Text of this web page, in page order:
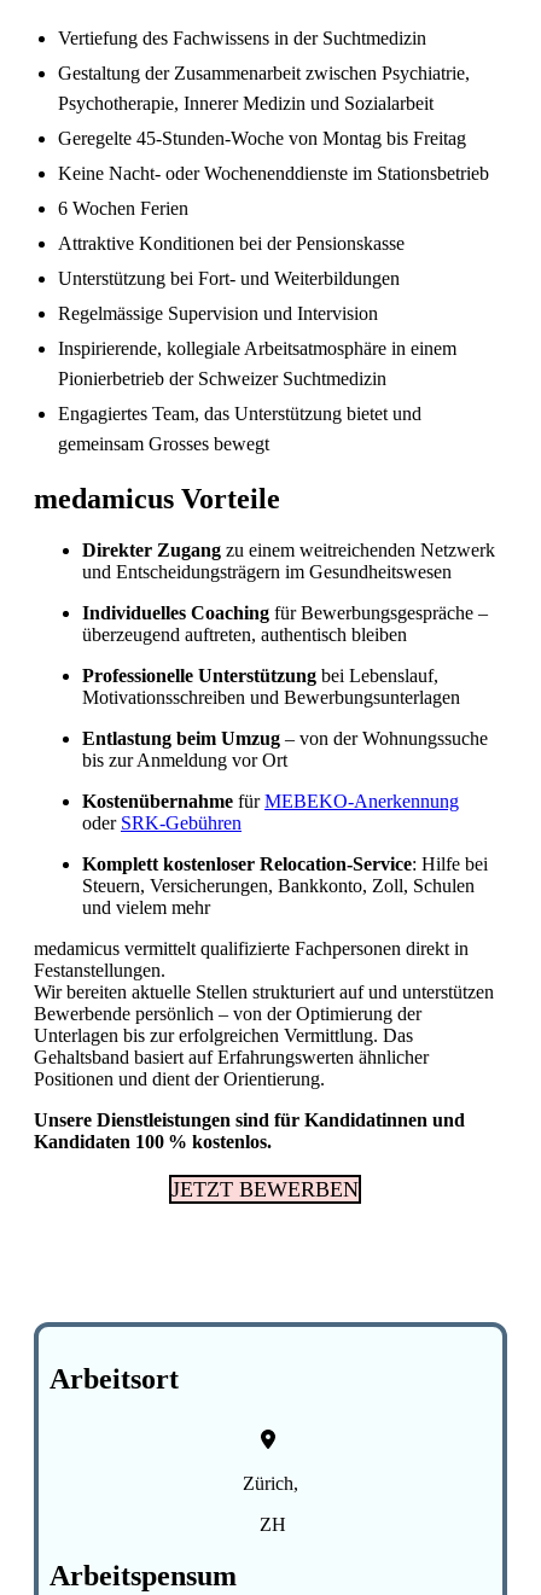
in der Schweiz: Herausforderungen und
Chancen
Vertiefung des Fachwissens in der Suchtmedizin
Gestaltung der Zusammenarbeit zwischen Psychiatrie,
Psychotherapie, Innerer Medizin und Sozialarbeit
Geregelte 45-Stunden-Woche von Montag bis Freitag
Keine Nacht- oder Wochenenddienste im Stationsbetrieb
6 Wochen Ferien
Attraktive Konditionen bei der Pensionskasse
Unterstützung bei Fort- und Weiterbildungen
Regelmässige Supervision und Intervision
Inspirierende, kollegiale Arbeitsatmosphäre in einem
Pionierbetrieb der Schweizer Suchtmedizin
Engagiertes Team, das Unterstützung bietet und
gemeinsam Grosses bewegt
medamicus Vorteile
Direkter Zugang zu einem weitreichenden Netzwerk
und Entscheidungsträgern im Gesundheitswesen
Individuelles Coaching für Bewerbungsgespräche –
überzeugend auftreten, authentisch bleiben
Professionelle Unterstützung bei Lebenslauf,
Motivationsschreiben und Bewerbungsunterlagen
Entlastung beim Umzug – von der Wohnungssuche
bis zur Anmeldung vor Ort
Kostenübernahme fürMEBEKO-Anerkennung
oder SRK-Gebühren
Komplett kostenloser Relocation-Service: Hilfe bei
Steuern, Versicherungen, Bankkonto, Zoll, Schulen
und vielem mehr
medamicus vermittelt qualifizierte Fachpersonen direkt in
Festanstellungen.
Wir bereiten aktuelle Stellen strukturiert auf und unterstützen
Bewerbende persönlich – von der Optimierung der
Unterlagen bis zur erfolgreichen Vermittlung. Das
Gehaltsband basiert auf Erfahrungswerten ähnlicher
Positionen und dient der Orientierung.
Unsere Dienstleistungen sind für Kandidatinnen und
Kandidaten 100 % kostenlos.
JETZT BEWERBEN
Arbeitsort
Zürich,
ZH
Arbeitspensum